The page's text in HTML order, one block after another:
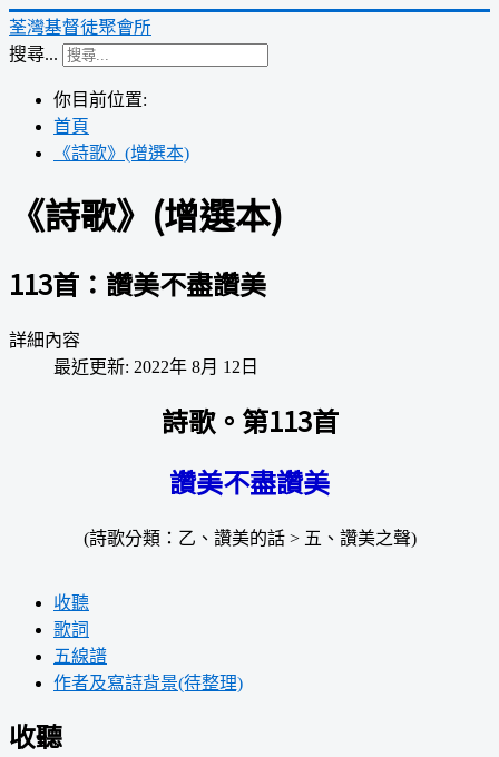
荃灣基督徒聚會所
搜尋...
你目前位置:
首頁
《詩歌》(增選本)
《詩歌》(增選本)
113首：讚美不盡讚美
詳細內容
最近更新: 2022年 8月 12日
詩歌。第113首
讚美不盡讚美
(詩歌分類：乙、讚美的話 > 五、讚美之聲)
收聽
歌詞
五線譜
作者及寫詩背景(待整理)
收聽